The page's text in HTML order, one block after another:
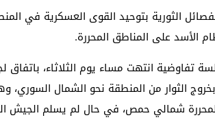
الثورية بتوحيد القوى العسكرية في
الأسد على المناطق المحررة.
تفاوضية انتهت مساء يوم الثلاثاء،
الثوار من المنطقة نحو الشمال
شمالي حمص، في حال لم يسلم الجيش